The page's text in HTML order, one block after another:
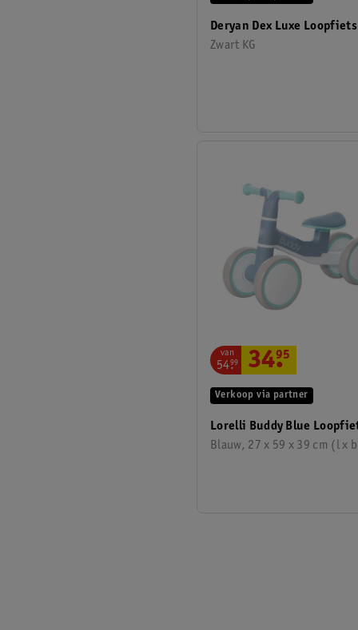
Deryan Dex Luxe Loopfiets
Zwart KG
Lorelli Buddy Blue
Blauw, 27 x 59 x 39 cm (l x
Verkoop via partner
van
54.
99 34.
95